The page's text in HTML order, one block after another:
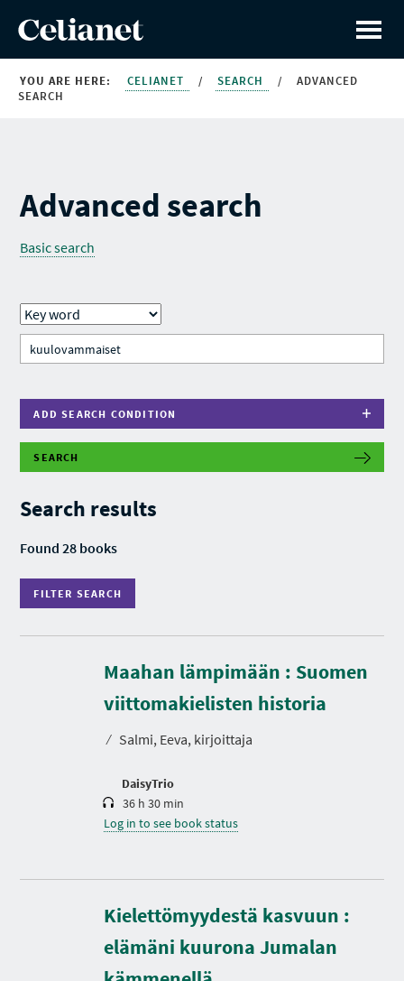
YOU ARE HERE: CELIANET / SEARCH /
ADVANCED
SEARCH
Advanced search
Basic search
ADD SEARCH CONDITION
SEARCH
Search results
Found 28 books
FILTER SEARCH
F
T
S
A
R
C
Maahan lämpimään : Suomen
viittomakielisten historia
⁄ Salmi, Eeva, kirjoittaja
DaisyTrio
D
u
r
a
i
36 h 30 min
Log in to see book status
Kielettömyydestä kasvuun :
elämäni kuurona Jumalan
D
u
r